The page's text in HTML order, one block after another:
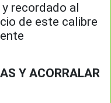
recordado al
de este calibre
Y ACORRALAR